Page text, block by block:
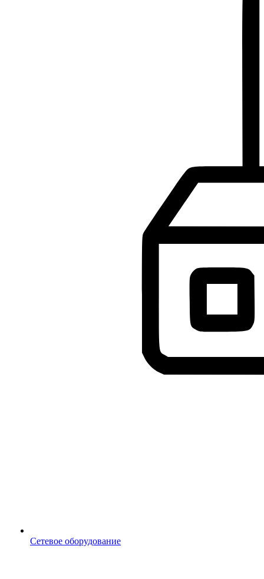
Сетевое оборудование